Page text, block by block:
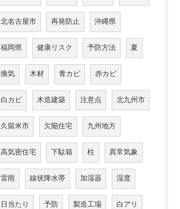
北名古屋市 再発防止 沖縄県
福岡県 健康リスク 予防方法 夏
換気 木材 青カビ 赤カビ
白カビ 木造建築 注意点 北九州市
久留米市 欠陥住宅 九州地方
高気密住宅 下駄箱 柱 異常気象
雷雨 線状降水帯 加湿器 湿度
日当たり 予防 製造工場 白アリ